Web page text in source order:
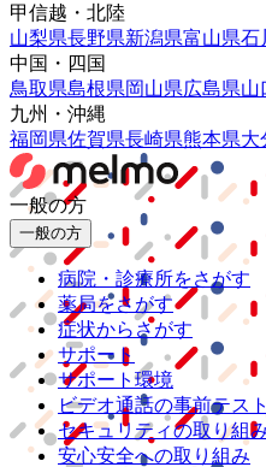
甲信越・北陸
山梨県長野県新潟県富山県石
中国・四国
鳥取県島根県岡山県広島県山
九州・沖縄
福岡県佐賀県長崎県熊本県大
一般の方
一般の方
病院・診療所をさがす
薬局をさがす
症状からさがす
サポート
サポート環境
ビデオ通話の事前テスト
セキュリティの取り組
安心安全への取り組み